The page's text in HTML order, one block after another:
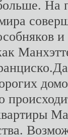
На